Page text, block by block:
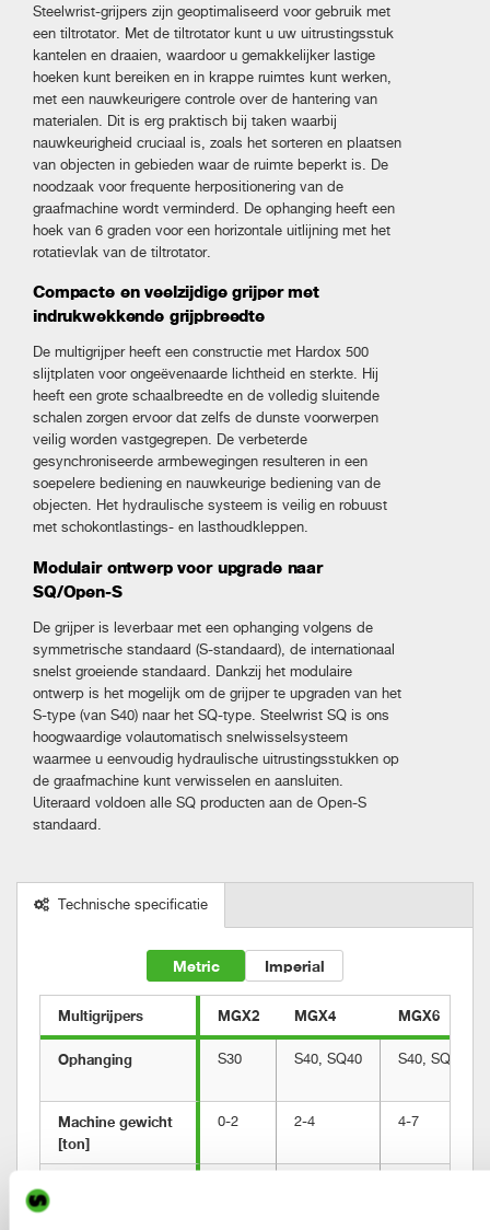
Steelwrist-grijpers zijn geoptimaliseerd voor gebruik met
een tiltrotator. Met de tiltrotator kunt u uw uitrustingsstuk
kantelen en draaien, waardoor u gemakkelijker lastige
hoeken kunt bereiken en in krappe ruimtes kunt werken,
met een nauwkeurigere controle over de hantering van
materialen. Dit is erg praktisch bij taken waarbij
nauwkeurigheid cruciaal is, zoals het sorteren en plaatsen
van objecten in gebieden waar de ruimte beperkt is. De
noodzaak voor frequente herpositionering van de
graafmachine wordt verminderd. De ophanging heeft een
hoek van 6 graden voor een horizontale uitlijning met het
rotatievlak van de tiltrotator.
Compacte en veelzijdige grijper met
indrukwekkende grijpbreedte
De multigrijper heeft een constructie met Hardox 500
slijtplaten voor ongeëvenaarde lichtheid en sterkte. Hij
heeft een grote schaalbreedte en de volledig sluitende
schalen zorgen ervoor dat zelfs de dunste voorwerpen
veilig worden vastgegrepen. De verbeterde
gesynchroniseerde armbewegingen resulteren in een
soepelere bediening en nauwkeurige bediening van de
objecten. Het hydraulische systeem is veilig en robuust
met schokontlastings- en lasthoudkleppen.
Modulair ontwerp voor upgrade naar
SQ/Open-S
De grijper is leverbaar met een ophanging volgens de
symmetrische standaard (S-standaard), de internationaal
snelst groeiende standaard. Dankzij het modulaire
ontwerp is het mogelijk om de grijper te upgraden van het
S-type (van S40) naar het SQ-type. Steelwrist SQ is ons
hoogwaardige volautomatisch snelwisselsysteem
waarmee u eenvoudig hydraulische uitrustingsstukken op
de graafmachine kunt verwisselen en aansluiten.
Uiteraard voldoen alle SQ producten aan de Open-S
standaard.
Technische specificatie
Metric Imperial
Multigrijpers MGX2 MGX4 MGX6
Ophanging S30 S40, SQ40 S40, SQ40
Machine gewicht
[ton]
0-2 2-4 4-7